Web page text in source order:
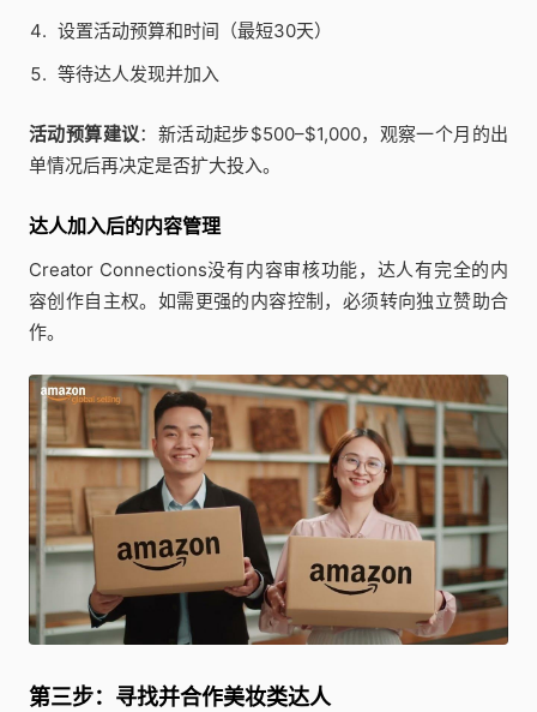
设置活动预算和时间（最短30天）
等待达人发现并加入
活动预算建议：新活动起步$500–$1,000，观察一个月的出
单情况后再决定是否扩大投入。
达人加入后的内容管理
Creator Connections没有内容审核功能，达人有完全的内
容创作自主权。如需更强的内容控制，必须转向独立赞助合
作。
第三步：寻找并合作美妆类达人